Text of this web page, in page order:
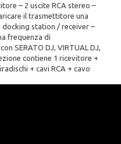
– 2 uscite RCA stereo –
il trasmettitore una
station / receiver –
frequenza di
SERATO DJ, VIRTUAL DJ,
contiene 1 ricevitore +
+ cavi RCA + cavo